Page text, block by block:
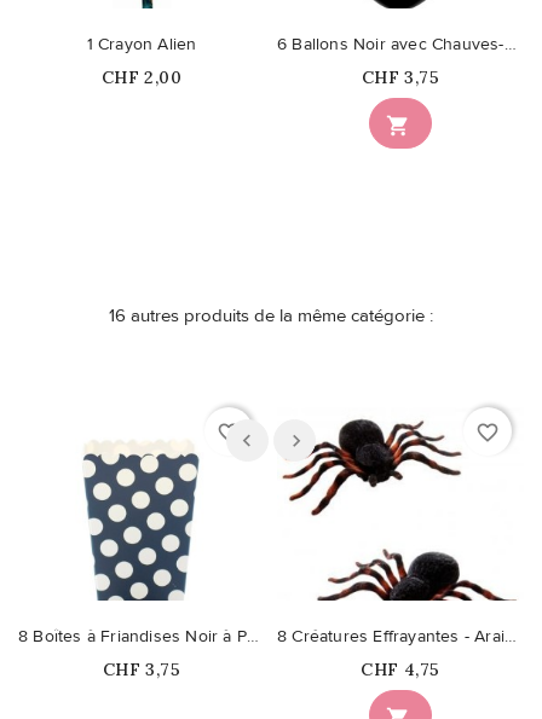
1 Crayon Alien
Prix
CHF 2,00

6 Ballons Noir avec Chauves-Souris
Prix
CHF 3,75
16 autres produits de la même catégorie :
favorite_border
8 Boîtes à Friandises Noir à Pois
Prix
CHF 3,75
favorite_border
8 Créatures Effrayantes - Araignées
Prix
CHF 4,75